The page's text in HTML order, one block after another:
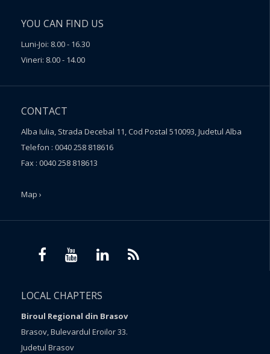
YOU CAN FIND US
Luni-Joi: 8.00 - 16.30
Vineri: 8.00 - 14.00
CONTACT
Alba Iulia, Strada Decebal 11, Cod Postal 510093, Judetul Alba
Telefon : 0040 258 818616
Fax : 0040 258 818613
Map ›
LOCAL CHAPTERS
Biroul Regional din Brasov
Brasov, Bulevardul Eroilor 33.
Judetul Brasov